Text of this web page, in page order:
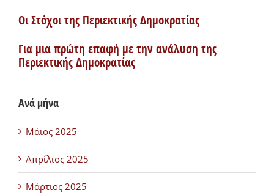
Οι Στόχοι της Περιεκτικής Δημοκρατίας
Για μια πρώτη επαφή με την ανάλυση της
Περιεκτικής Δημοκρατίας
Ανά μήνα
Μάιος 2025
Απρίλιος 2025
Μάρτιος 2025